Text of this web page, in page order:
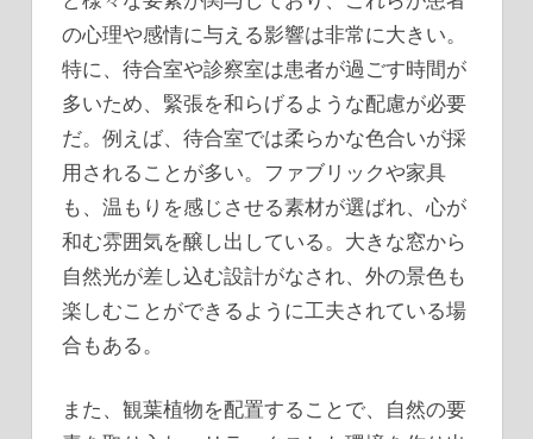
の心理や感情に与える影響は非常に大きい。
特に、待合室や診察室は患者が過ごす時間が
多いため、緊張を和らげるような配慮が必要
だ。例えば、待合室では柔らかな色合いが採
用されることが多い。ファブリックや家具
も、温もりを感じさせる素材が選ばれ、心が
和む雰囲気を醸し出している。大きな窓から
自然光が差し込む設計がなされ、外の景色も
楽しむことができるように工夫されている場
合もある。
また、観葉植物を配置することで、自然の要